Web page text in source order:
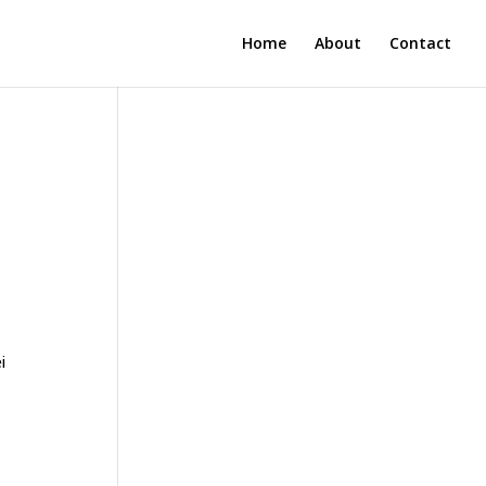
Home About Contact